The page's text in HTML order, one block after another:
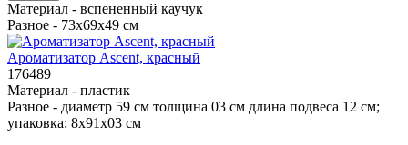
Материал - вспененный каучук
Разное - 73х69х49 см
Ароматизатор Ascent, красный
176489
Материал - пластик
Разное - диаметр 59 см толщина 03 см длина подвеса 12 см;
упаковка: 8x91x03 см